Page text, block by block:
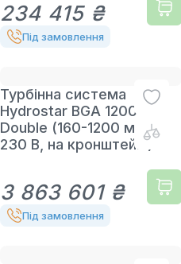
234 415 ₴
Під замовлення
Турбінна система
Hydrostar BGA 1200
Double (160-1200 м3/ч,
230 В, на кронштейні)
3 863 601 ₴
Під замовлення